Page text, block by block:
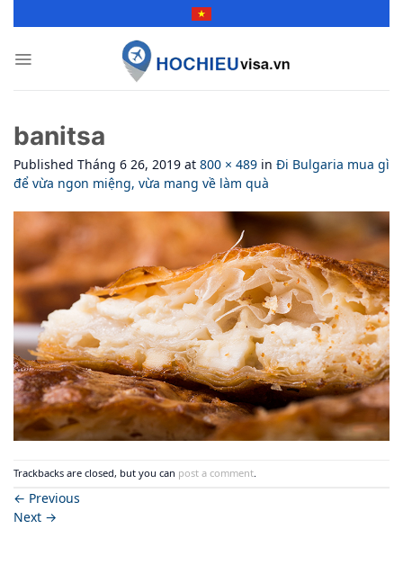
banitsa
Published Tháng 6 26, 2019 at 800 × 489 in Đi Bulgaria mua gì
để vừa ngon miệng, vừa mang về làm quà
Trackbacks are closed, but you can post a comment.
← Previous
Next →